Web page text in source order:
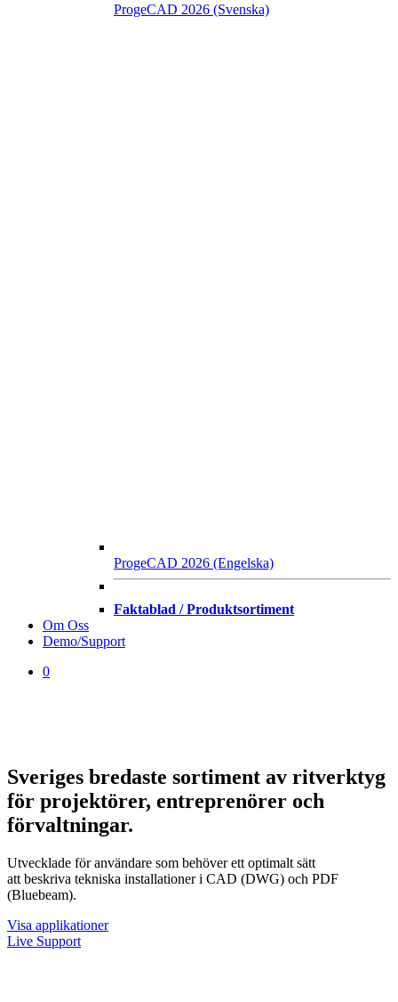
ProgeCAD 2026 (Svenska)
ProgeCAD 2026 (Engelska)
Faktablad / Produktsortiment
Om Oss
Demo/Support
0
Sveriges bredaste sortiment av ritverktyg
för projektörer, entreprenörer och
förvaltningar.
Utvecklade för användare som behöver ett optimalt sätt
att beskriva tekniska installationer i CAD (DWG) och PDF
(Bluebeam).
Visa applikationer
Live Support